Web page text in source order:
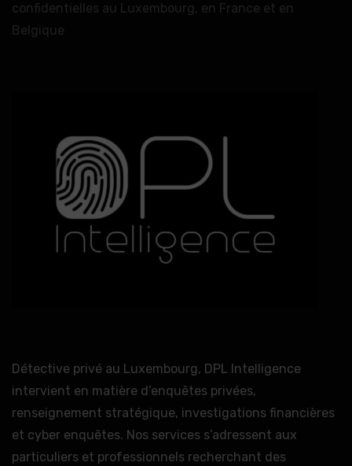
confidentielles au Luxembourg, en France et en
Belgique
Détective privé au Luxembourg, DPL Intelligence
intervient en matière d’enquêtes privées,
renseignement stratégique, investigations financières
et cyber enquêtes. Nos services s’adressent aux
particuliers et professionnels recherchant des